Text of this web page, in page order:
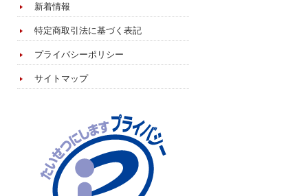
新着情報
特定商取引法に基づく表記
プライバシーポリシー
サイトマップ